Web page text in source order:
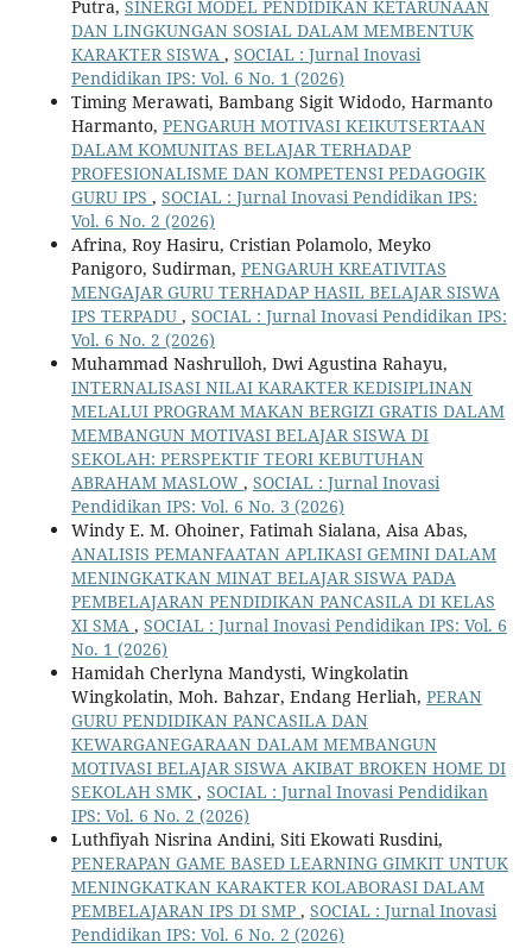
Putra, SINERGI MODEL PENDIDIKAN KETARUNAAN
DAN LINGKUNGAN SOSIAL DALAM MEMBENTUK
KARAKTER SISWA , SOCIAL : Jurnal Inovasi
Pendidikan IPS: Vol. 6 No. 1 (2026)
Timing Merawati, Bambang Sigit Widodo, Harmanto
Harmanto, PENGARUH MOTIVASI KEIKUTSERTAAN
DALAM KOMUNITAS BELAJAR TERHADAP
PROFESIONALISME DAN KOMPETENSI PEDAGOGIK
GURU IPS , SOCIAL : Jurnal Inovasi Pendidikan IPS:
Vol. 6 No. 2 (2026)
Afrina, Roy Hasiru, Cristian Polamolo, Meyko
Panigoro, Sudirman, PENGARUH KREATIVITAS
MENGAJAR GURU TERHADAP HASIL BELAJAR SISWA
IPS TERPADU , SOCIAL : Jurnal Inovasi Pendidikan IPS:
Vol. 6 No. 2 (2026)
Muhammad Nashrulloh, Dwi Agustina Rahayu,
INTERNALISASI NILAI KARAKTER KEDISIPLINAN
MELALUI PROGRAM MAKAN BERGIZI GRATIS DALAM
MEMBANGUN MOTIVASI BELAJAR SISWA DI
SEKOLAH: PERSPEKTIF TEORI KEBUTUHAN
ABRAHAM MASLOW , SOCIAL : Jurnal Inovasi
Pendidikan IPS: Vol. 6 No. 3 (2026)
Windy E. M. Ohoiner, Fatimah Sialana, Aisa Abas,
ANALISIS PEMANFAATAN APLIKASI GEMINI DALAM
MENINGKATKAN MINAT BELAJAR SISWA PADA
PEMBELAJARAN PENDIDIKAN PANCASILA DI KELAS
XI SMA , SOCIAL : Jurnal Inovasi Pendidikan IPS: Vol. 6
No. 1 (2026)
Hamidah Cherlyna Mandysti, Wingkolatin
Wingkolatin, Moh. Bahzar, Endang Herliah, PERAN
GURU PENDIDIKAN PANCASILA DAN
KEWARGANEGARAAN DALAM MEMBANGUN
MOTIVASI BELAJAR SISWA AKIBAT BROKEN HOME DI
SEKOLAH SMK , SOCIAL : Jurnal Inovasi Pendidikan
IPS: Vol. 6 No. 2 (2026)
Luthfiyah Nisrina Andini, Siti Ekowati Rusdini,
PENERAPAN GAME BASED LEARNING GIMKIT UNTUK
MENINGKATKAN KARAKTER KOLABORASI DALAM
PEMBELAJARAN IPS DI SMP , SOCIAL : Jurnal Inovasi
Pendidikan IPS: Vol. 6 No. 2 (2026)